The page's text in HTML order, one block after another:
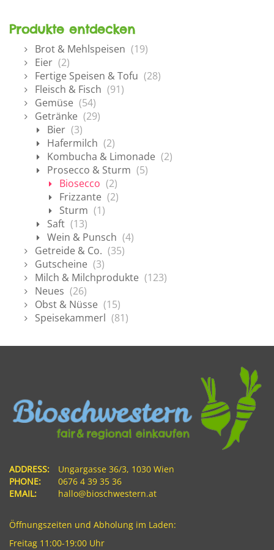
Produkte entdecken
Brot & Mehlspeisen (19)
Eier (2)
Fertige Speisen & Tofu (28)
Fleisch & Fisch (91)
Gemüse (54)
Getränke (29)
Bier (3)
Hafermilch (2)
Kombucha & Limonade (2)
Prosecco & Sturm (5)
Biosecco (2)
Frizzante (2)
Sturm (1)
Saft (13)
Wein & Punsch (4)
Getreide & Co. (35)
Gutscheine (3)
Milch & Milchprodukte (123)
Neues (26)
Obst & Nüsse (15)
Speisekammerl (81)
ADDRESS:
Ungargasse 36/3, 1030 Wien
PHONE:
0676 4 39 35 36
EMAIL:
hallo@bioschwestern.at
Öffnungszeiten und Abholung im Laden:
Freitag 11:00-19:00 Uhr